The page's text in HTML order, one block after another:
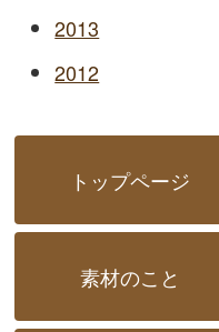
2013
2012
トップページ
素材のこと